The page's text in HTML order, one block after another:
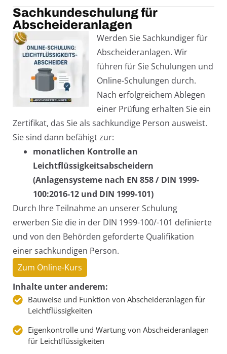
Sachkundeschulung für
Abscheideranlagen
Werden Sie Sachkundiger für
Abscheideranlagen. Wir
führen für Sie Schulungen und
Online-Schulungen durch.
Nach erfolgreichem Ablegen
einer Prüfung erhalten Sie ein
Zertifikat, das Sie als sachkundige Person ausweist.
Sie sind dann befähigt zur:
monatlichen Kontrolle an
Leichtflüssigkeitsabscheidern
(Anlagensysteme nach EN 858 / DIN 1999-
100:2016-12 und DIN 1999-101)
Durch Ihre Teilnahme an unserer Schulung
erwerben Sie die in der DIN 1999-100/-101 definierte
und von den Behörden geforderte Qualifikation
einer sachkundigen Person.
Zum Online-Kurs
Inhalte unter anderem:
Bauweise und Funktion von Abscheideranlagen für
Leichtflüssigkeiten
Eigenkontrolle und Wartung von Abscheideranlagen
für Leichtflüssigkeiten